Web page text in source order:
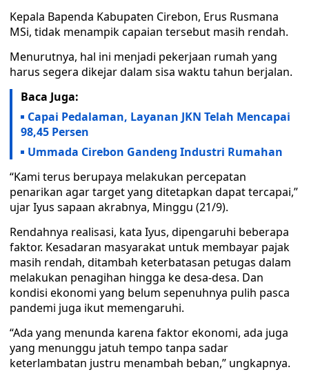
Kepala Bapenda Kabupaten Cirebon, Erus Rusmana
MSi, tidak menampik capaian tersebut masih rendah.
Menurutnya, hal ini menjadi pekerjaan rumah yang
harus segera dikejar dalam sisa waktu tahun berjalan.
Baca Juga:
Capai Pedalaman, Layanan JKN Telah Mencapai
98,45 Persen
Ummada Cirebon Gandeng Industri Rumahan
“Kami terus berupaya melakukan percepatan
penarikan agar target yang ditetapkan dapat tercapai,”
ujar Iyus sapaan akrabnya, Minggu (21/9).
Rendahnya realisasi, kata Iyus, dipengaruhi beberapa
faktor. Kesadaran masyarakat untuk membayar pajak
masih rendah, ditambah keterbatasan petugas dalam
melakukan penagihan hingga ke desa-desa. Dan
kondisi ekonomi yang belum sepenuhnya pulih pasca
pandemi juga ikut memengaruhi.
“Ada yang menunda karena faktor ekonomi, ada juga
yang menunggu jatuh tempo tanpa sadar
keterlambatan justru menambah beban,” ungkapnya.